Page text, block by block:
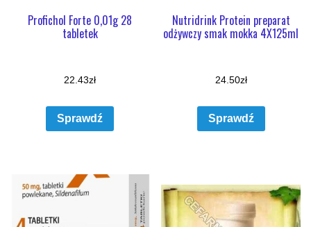
Profichol Forte 0,01g 28
tabletek
22.43zł
Sprawdź
Nutridrink Protein preparat
odżywczy smak mokka 4X125ml
24.50zł
Sprawdź